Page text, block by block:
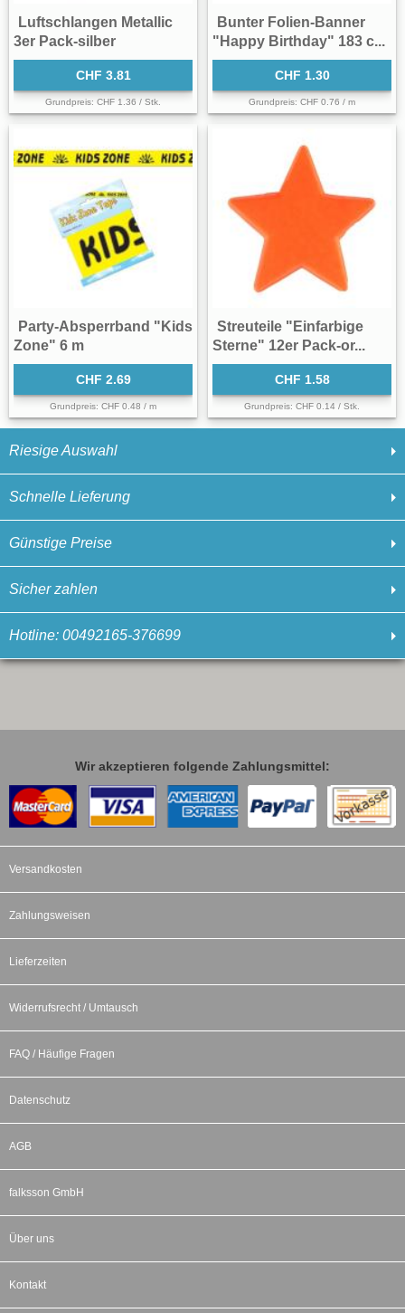
Riesige Auswahl
Schnelle Lieferung
Günstige Preise
Sicher zahlen
Hotline: 00492165-376699
Luftschlangen Metallic
3er Pack-silber
CHF 3.81
Grundpreis: CHF 1.36 / Stk.
Bunter Folien-Banner
"Happy Birthday" 183 c...
CHF 1.30
Grundpreis: CHF 0.76 / m
Party-Absperrband "Kids
Zone" 6 m
CHF 2.69
Grundpreis: CHF 0.48 / m
Streuteile "Einfarbige
Sterne" 12er Pack-or...
CHF 1.58
Grundpreis: CHF 0.14 / Stk.
Wir akzeptieren folgende Zahlungsmittel:
Versandkosten
Zahlungsweisen
Lieferzeiten
Widerrufsrecht / Umtausch
FAQ / Häufige Fragen
Datenschutz
AGB
falksson GmbH
Über uns
Kontakt